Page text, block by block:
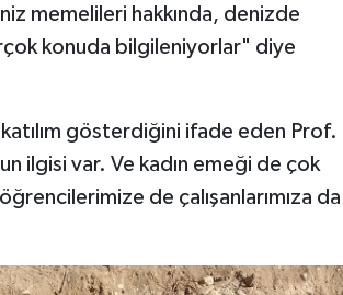
memelileri hakkında, denizde
konuda bilgileniyorlar" diye
katılım gösterdiğini ifade eden Prof.
ilgisi var. Ve kadın emeği de çok
de çalışanlarımıza da